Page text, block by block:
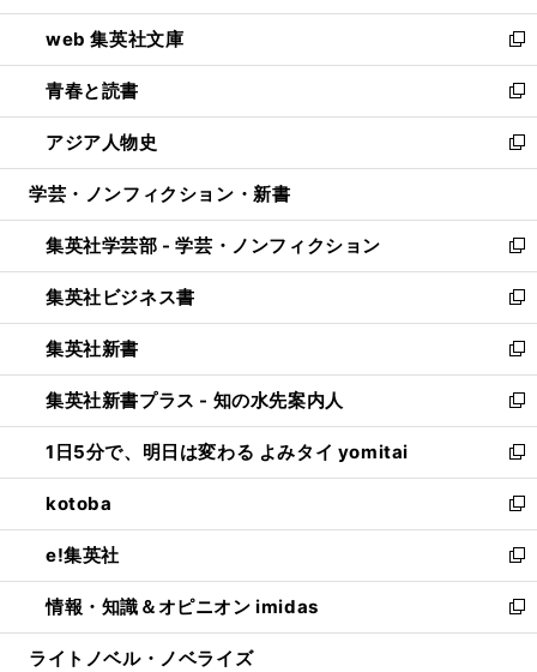
ン
ド
ウ
で
開
く
ウ
ィ
ン
ド
ウ
で
開
し
い
ウ
ィ
ン
ド
ウ
開
く
web 集英社文庫
新
し
い
ウ
ィ
ン
ウ
で
開
く
青春と読書
新
し
い
ウ
ン
ド
ウ
で
開
く
アジア人物史
新
し
ウ
ィ
ン
ド
ウ
で
開
く
学芸・ノンフィクション・新書
集英社学芸部 - 学芸・ノンフィクション
新
し
い
ウ
ィ
ン
ド
ウ
で
開
く
集英社ビジネス書
新
し
い
ウ
ィ
ン
ド
ウ
で
開
く
集英社新書
新
し
い
ウ
ィ
ン
ド
ウ
で
開
く
集英社新書プラス - 知の水先案内人
新
し
い
ウ
ィ
ン
ド
ウ
で
開
1日5分で、明日は変わる よみタイ yomitai
新
し
い
ウ
ィ
ン
ド
ウ
kotoba
新
し
い
ウ
ィ
ン
e!集英社
新
し
い
ウ
情報・知識＆オピニオン imidas
新
し
ライトノベル・ノベライズ